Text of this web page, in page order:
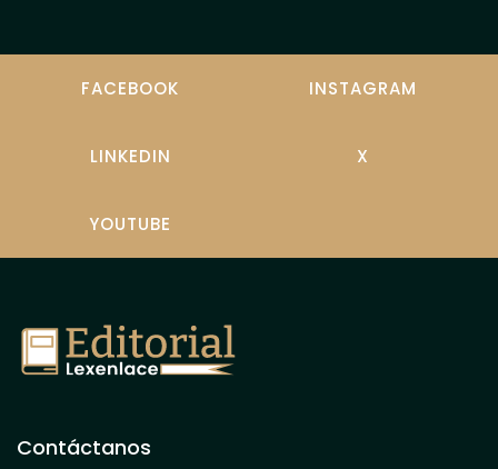
FACEBOOK INSTAGRAM
LINKEDIN X
YOUTUBE
Contáctanos